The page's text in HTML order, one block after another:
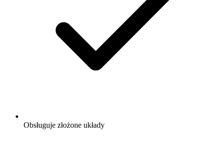
Obsługuje złożone układy